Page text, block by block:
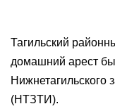
Тагильский
домашний арест
Нижнетагильского
(НТЗТИ).